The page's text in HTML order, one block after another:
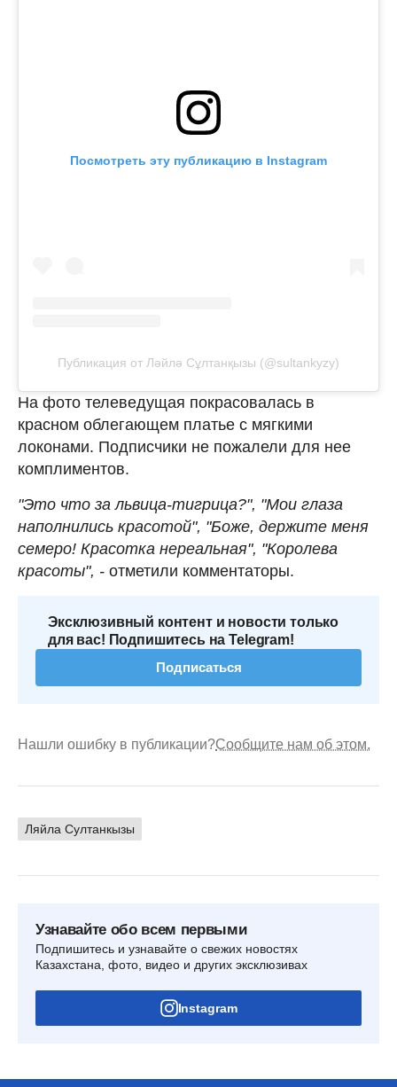
Посмотреть эту публикацию в Instagram
Публикация от Ләйлә Сұлтанқызы (@sultankyzy)
На фото телеведущая покрасовалась в
красном облегающем платье с мягкими
локонами. Подписчики не пожалели для нее
комплиментов.
"Это что за львица-тигрица?", "Мои глаза
наполнились красотой", "Боже, держите меня
семеро! Красотка нереальная", "Королева
красоты", - отметили комментаторы.
Эксклюзивный контент и новости только
для вас! Подпишитесь на Telegram!
Подписаться
Нашли ошибку в публикации?Сообщите нам об этом.
Ляйла Султанкызы
Узнавайте обо всем первыми
Подпишитесь и узнавайте о свежих новостях
Казахстана, фото, видео и других эксклюзивах
Instagram